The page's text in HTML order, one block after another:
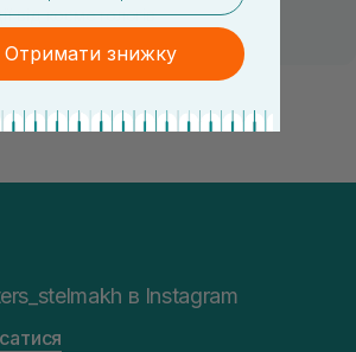
від косметологів
в Instagram
Отримати знижку